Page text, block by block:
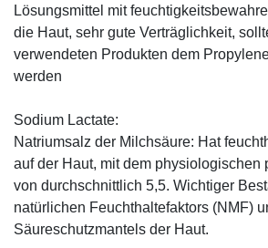
Lösungsmittel mit
die Haut, sehr gute Verträglichkeit,
verwendeten Produkten dem
werden
Sodium Lactate:
Natriumsalz der Milchsäure: Hat
auf der Haut, mit dem physiologischen
von durchschnittlich 5,5. Wichtiger
natürlichen Feuchthaltefaktors (NMF)
Säureschutzmantels der Haut.